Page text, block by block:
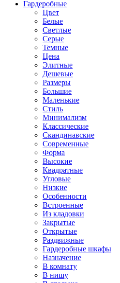
Гардеробные
Цвет
Белые
Светлые
Серые
Темные
Цена
Элитные
Дешевые
Размеры
Большие
Маленькие
Стиль
Минимализм
Классические
Скандинавские
Современные
Форма
Высокие
Квадратные
Угловые
Низкие
Особенности
Встроенные
Из кладовки
Закрытые
Открытые
Раздвижные
Гардеробные шкафы
Назначение
В комнату
В нишу